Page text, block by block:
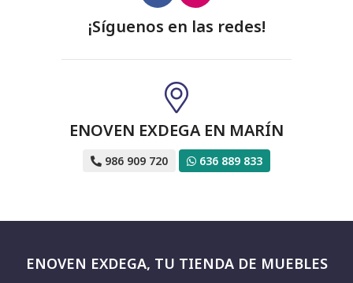
¡Síguenos en las redes!
ENOVEN EXDEGA EN MARÍN
986 909 720 636 889 833
ENOVEN EXDEGA, TU TIENDA DE MUEBLES